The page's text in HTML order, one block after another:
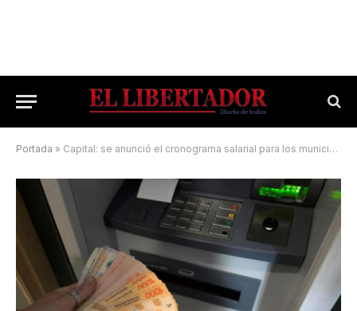
Portada » Capital: se anunció el cronograma salarial para los municipales